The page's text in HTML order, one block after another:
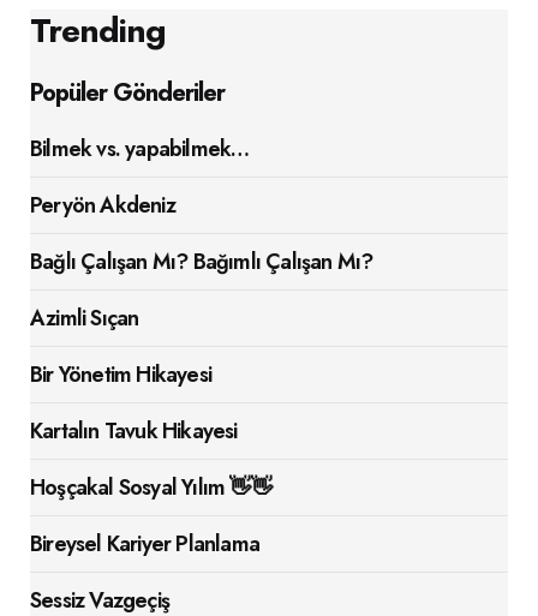
Trending
Popüler Gönderiler
Bilmek vs. yapabilmek…
Peryön Akdeniz
Bağlı Çalışan Mı? Bağımlı Çalışan Mı?
Azimli Sıçan
Bir Yönetim Hikayesi
Kartalın Tavuk Hikayesi
Hoşçakal Sosyal Yılım 👋👋
Bireysel Kariyer Planlama
Sessiz Vazgeçiş